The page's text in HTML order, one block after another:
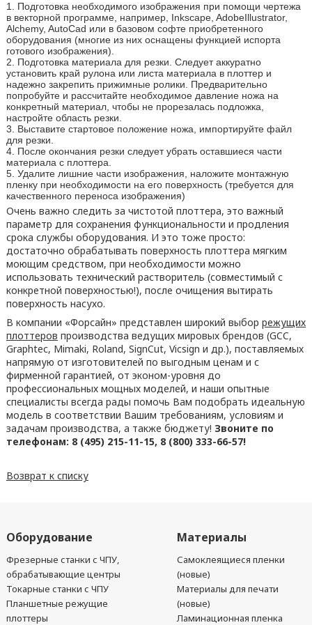
Подготовка необходимого изображения при помощи чертежа
в векторной программе, например, Inkscape, AdobeIllustrator,
Alchemy, AutoCad или в базовом софте приобретенного
оборудования (многие из них оснащены функцией испорта
готового изображения).
Подготовка материала для резки. Следует аккуратно
установить край рулона или листа материала в плоттер и
надежно закрепить прижимные ролики. Предварительно
попробуйте и рассчитайте необходимое давление ножа на
конкретный материал, чтобы не прорезалась подложка,
настройте область резки.
Выставите стартовое положение ножа, импортируйте файл
для резки.
После окончания резки следует убрать оставшиеся части
материала с плоттера.
Удалите лишние части изображения, наложите монтажную
пленку при необходимости на его поверхность (требуется для
качественного переноса изображения)
Очень важно следить за чистотой плоттера, это важный
параметр для сохранения функциональности и продления
срока службы оборудования. И это тоже просто:
достаточно обрабатывать поверхность плоттера мягким
моющим средством, при необходимости можно
использовать технический растворитель (совместимый с
конкретной поверхностью!), после очищения вытирать
поверхность насухо.
В компании «Форсайн» представлен широкий выбор режущих
плоттеров производства ведущих мировых брендов (GCC,
Graphtec, Mimaki, Roland, SignCut, Vicsign и др.), поставляемых
напрямую от изготовителей по выгодным ценам и с
фирменной гарантией, от эконом-уровня до
профессиональных мощных моделей, и наши опытные
специалисты всегда рады помочь Вам подобрать идеальную
модель в соответствии Вашим требованиям, условиям и
задачам производства, а также бюджету! Звоните по
телефонам: 8 (495) 215-11-15, 8 (800) 333-66-57!
Возврат к списку
Оборудование
Фрезерные станки с ЧПУ,
обрабатывающие центры
Токарные станки с ЧПУ
Планшетные режущие
плоттеры
Материалы
Самоклеящиеся пленки
(новые)
Материалы для печати
(новые)
Ламинационная пленка